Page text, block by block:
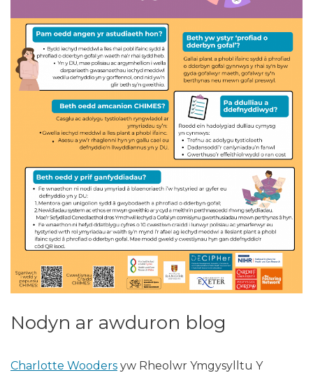
Nodyn ar awduron blog
Charlotte Wooders yw Rheolwr Ymgysylltu Y